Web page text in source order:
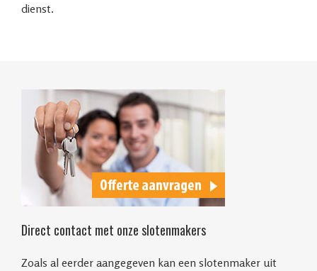
dienst.
Direct contact met onze slotenmakers
Zoals al eerder aangegeven kan een slotenmaker uit